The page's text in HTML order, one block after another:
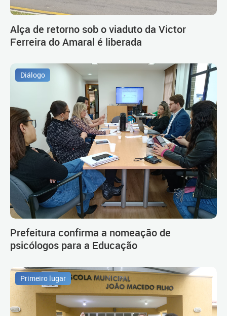
Alça de retorno sob o viaduto da Victor
Ferreira do Amaral é liberada
Diálogo
Prefeitura confirma a nomeação de
psicólogos para a Educação
Primeiro lugar